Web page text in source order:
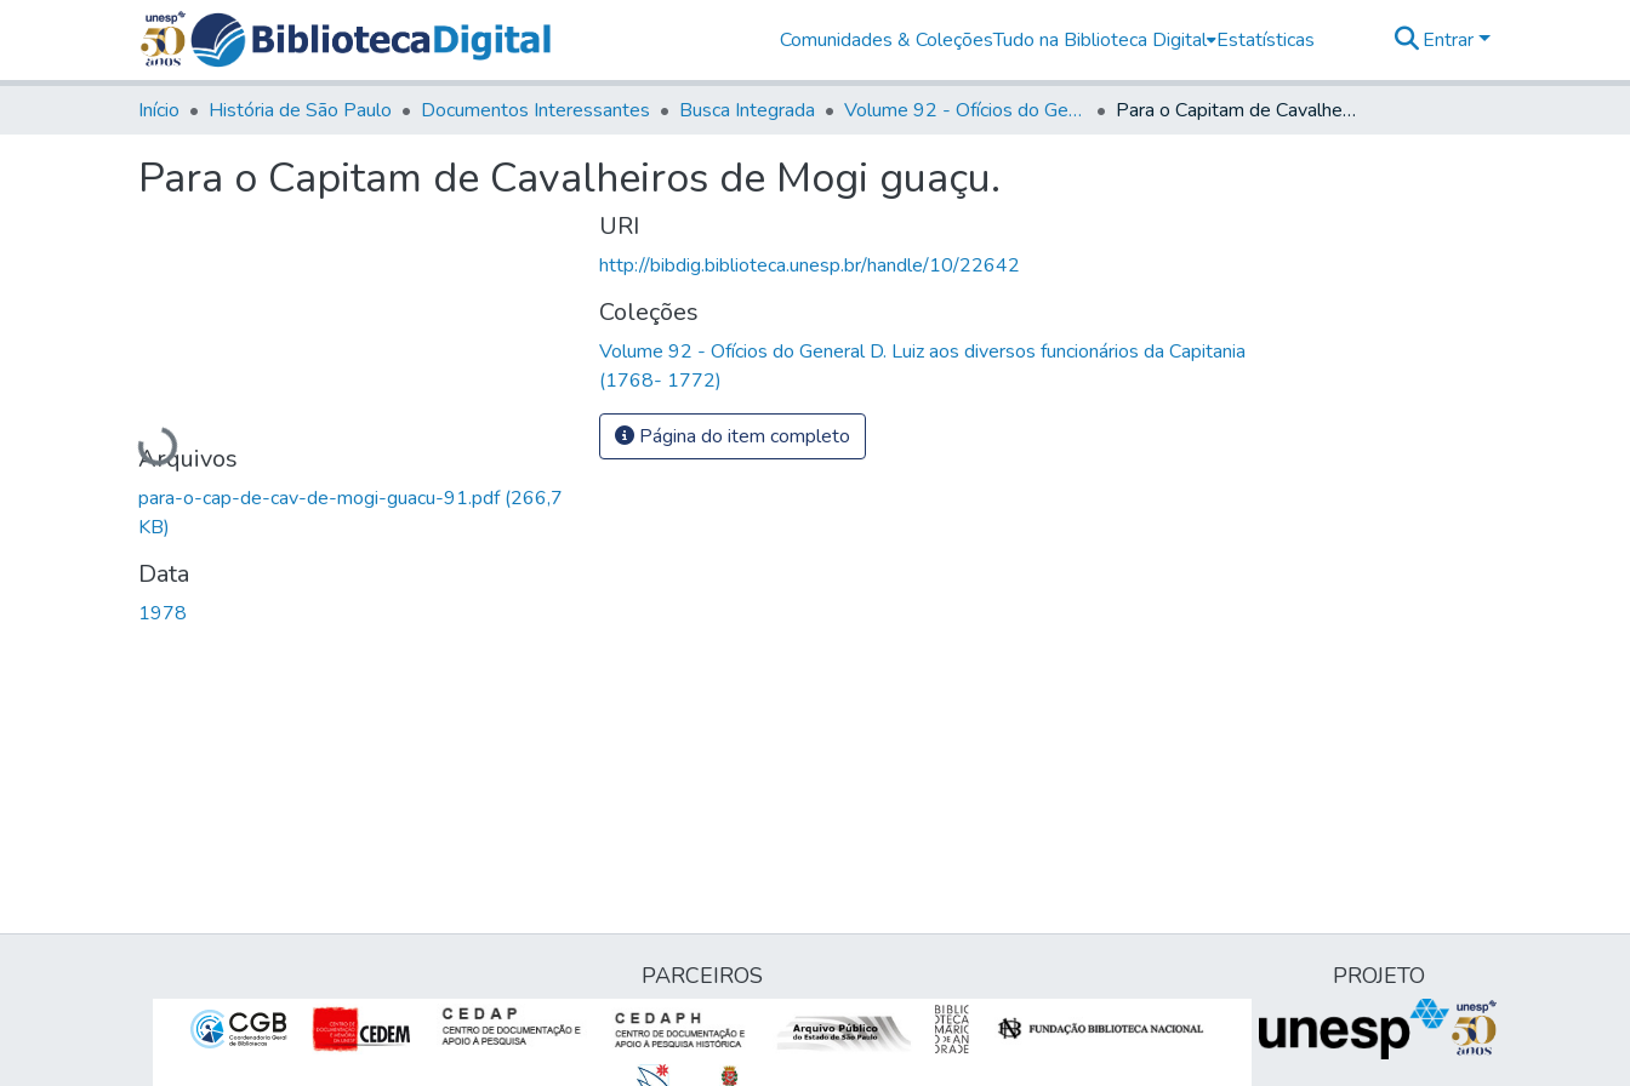
Comunidades & ColeçõesTudo na Biblioteca Digital Estatísticas Entrar
Início História de São Paulo Documentos Interessantes Busca Integrada Volume 92 - Ofícios do General D. Luiz aos diversos funcionários da Capitania (1768- 1772) Para o Capitam de Cavalheiros de Mogi guaçu.
Para o Capitam de Cavalheiros de Mogi guaçu.
Carregando...
Arquivos
para-o-cap-de-cav-de-mogi-guacu-91.pdf(266,7
KB)
Data
1978
URI
http://bibdig.biblioteca.unesp.br/handle/10/22642
Coleções
Volume 92 - Ofícios do General D. Luiz aos diversos funcionários da Capitania
(1768- 1772)
Página do item completo
PARCEIROS PROJETO